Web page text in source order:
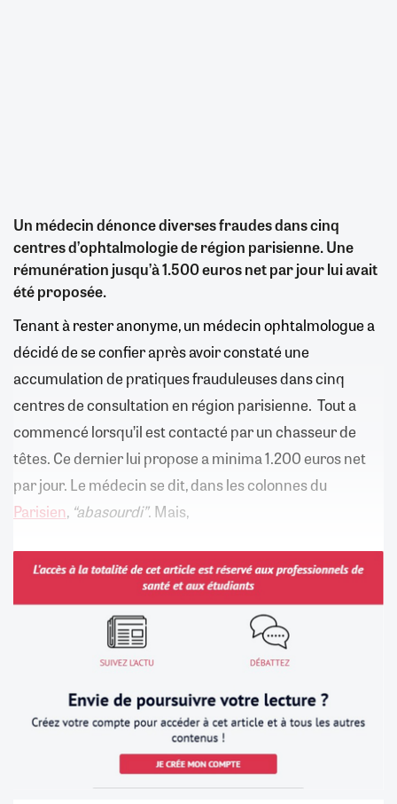
Un médecin dénonce diverses fraudes dans cinq
centres d’ophtalmologie de région parisienne. Une
rémunération jusqu’à 1.500 euros net par jour lui avait
été proposée.
Tenant à rester anonyme, un médecin ophtalmologue a
décidé de se confier après avoir constaté une
accumulation de pratiques frauduleuses dans cinq
centres de consultation en région parisienne. Tout a
commencé lorsqu’il est contacté par un chasseur de
têtes. Ce dernier lui propose a minima 1.200 euros net
par jour. Le médecin se dit, dans les colonnes du
Parisien, “abasourdi”. Mais,